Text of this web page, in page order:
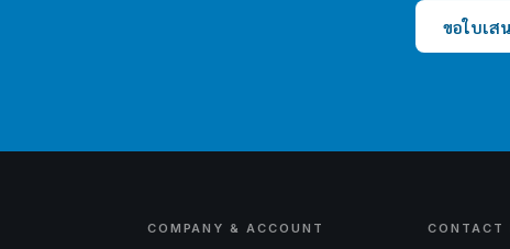
ขอใบเส
COMPANY & ACCOUNT CONTACT